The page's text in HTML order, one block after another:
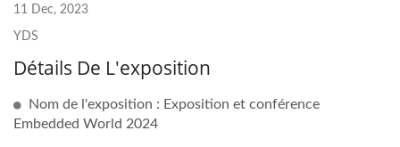
11 Dec, 2023
YDS
Détails De L'exposition
Nom de l'exposition : Exposition et conférence
Embedded World 2024